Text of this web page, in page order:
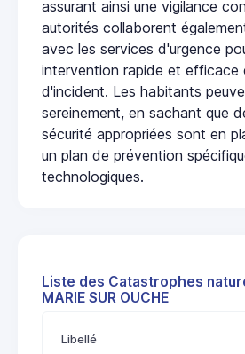
assurant ainsi une vigilance
autorités collaborent
avec les services d'urgence
intervention rapide et efficace
d'incident. Les habitants
sereinement, en sachant que
sécurité appropriées sont en
un plan de prévention
technologiques.
Liste des Catastrophes
MARIE SUR OUCHE
Libellé